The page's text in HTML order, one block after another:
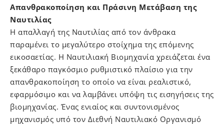
Απανθρακοποίηση και Πράσινη Μετάβαση της
Ναυτιλίας
Η απαλλαγή της Ναυτιλίας από τον άνθρακα
παραμένει το μεγαλύτερο στοίχημα της επόμενης
εικοσαετίας. Η Ναυτιλιακή Βιομηχανία χρειάζεται ένα
ξεκάθαρο παγκόσμιο ρυθμιστικό πλαίσιο για την
απανθρακοποίηση το οποίο να είναι ρεαλιστικό,
εφαρμόσιμο και να λαμβάνει υπόψη τις εισηγήσεις της
βιομηχανίας. Ένας ενιαίος και συντονισμένος
μηχανισμός υπό τον Διεθνή Ναυτιλιακό Οργανισμό